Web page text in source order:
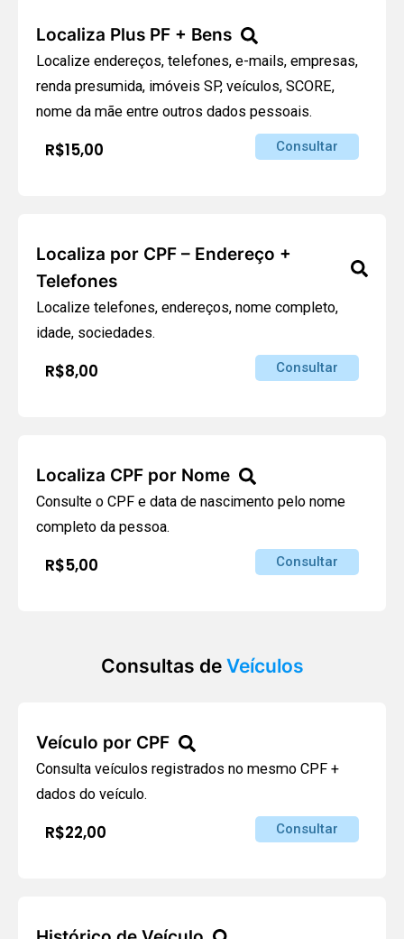
Localiza Plus PF + Bens
Localize endereços, telefones, e-mails, empresas,
renda presumida, imóveis SP, veículos, SCORE,
nome da mãe entre outros dados pessoais.
R$15,00 Consultar
Localiza por CPF – Endereço +
Telefones
Localize telefones, endereços, nome completo,
idade, sociedades.
R$8,00 Consultar
Localiza CPF por Nome
Consulte o CPF e data de nascimento pelo nome
completo da pessoa.
R$5,00 Consultar
Consultas de Veículos
Veículo por CPF
Consulta veículos registrados no mesmo CPF +
dados do veículo.
R$22,00 Consultar